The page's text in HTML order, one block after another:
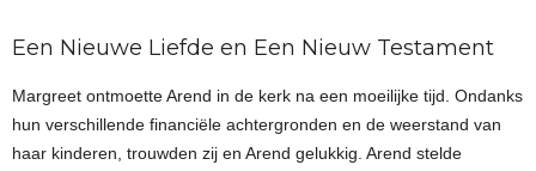
Een Nieuwe Liefde en Een Nieuw Testament
Margreet ontmoette Arend in de kerk na een moeilijke tijd. Ondanks
hun verschillende financiële achtergronden en de weerstand van
haar kinderen, trouwden zij en Arend gelukkig. Arend stelde